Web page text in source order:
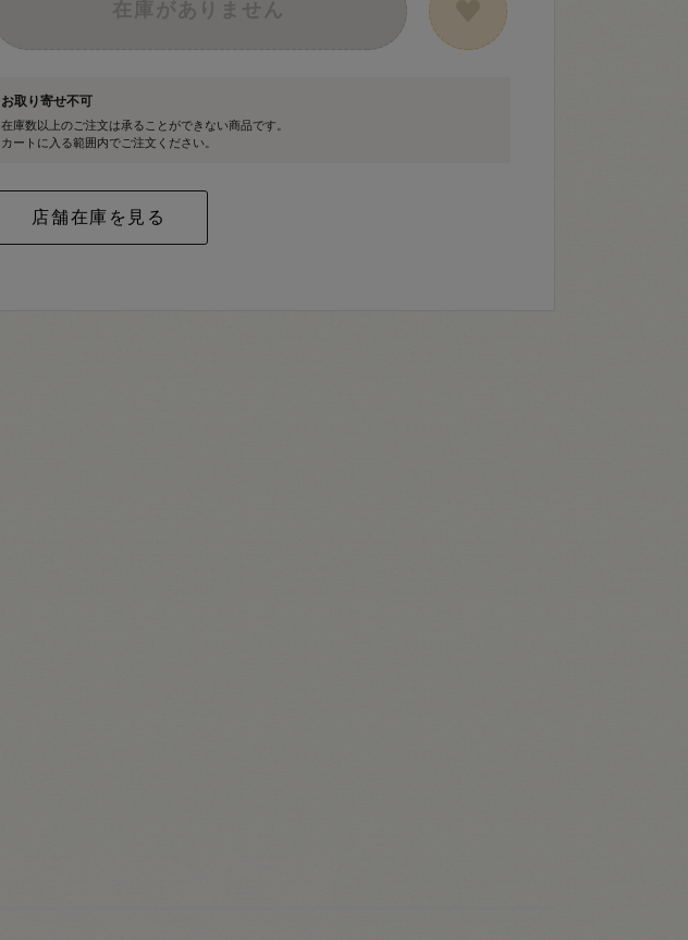
お取り寄せ不可
在庫数以上のご注文は承ることができない商品です。
カートに入る範囲内でご注文ください。